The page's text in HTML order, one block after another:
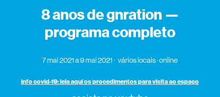
8 anos de gnration —
programa completo
7 mai 2021a 9 mai 2021 vários locais · online
info covid-19: leia aqui os procedimentos para visita ao espaço